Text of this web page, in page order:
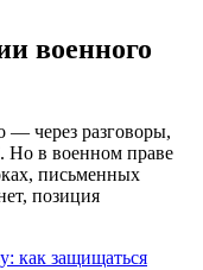
военного
— через разговоры,
Но в военном праве
письменных
позиция
как защищаться